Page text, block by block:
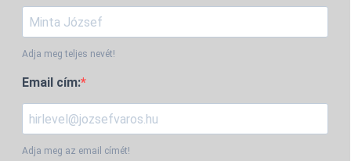
Adja meg teljes nevét!
Email cím:
Adja meg az email címét!